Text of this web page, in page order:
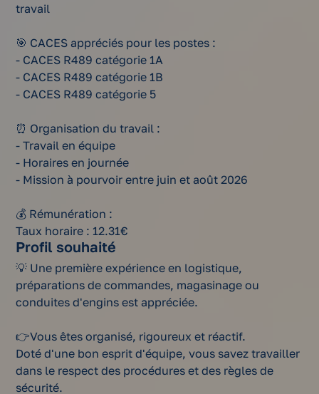
travail
🎯 CACES appréciés pour les postes :
- CACES R489 catégorie 1A
- CACES R489 catégorie 1B
- CACES R489 catégorie 5
⏰ Organisation du travail :
- Travail en équipe
- Horaires en journée
- Mission à pourvoir entre juin et août 2026
💰 Rémunération :
Taux horaire : 12.31€
Profil souhaité
💡 Une première expérience en logistique,
préparations de commandes, magasinage ou
conduites d'engins est appréciée.
👉Vous êtes organisé, rigoureux et réactif.
Doté d'une bon esprit d'équipe, vous savez travailler
dans le respect des procédures et des règles de
sécurité.